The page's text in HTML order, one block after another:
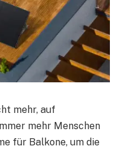
mehr, auf
mehr Menschen
für Balkone, um die